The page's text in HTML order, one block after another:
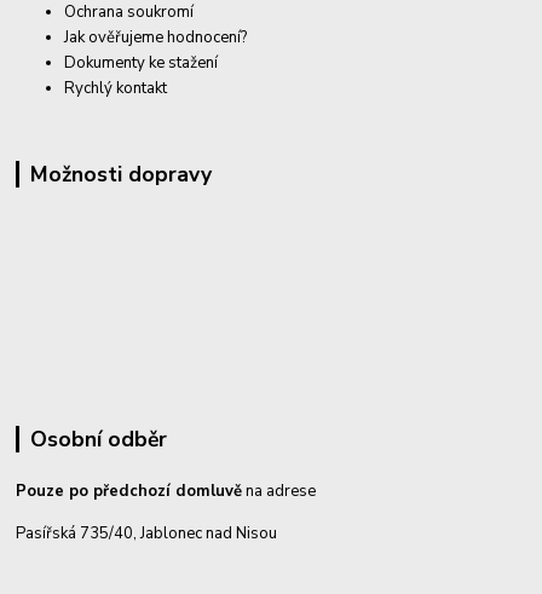
Ochrana soukromí
Jak ověřujeme hodnocení?
Dokumenty ke stažení
Rychlý kontakt
Možnosti dopravy
Osobní odběr
Pouze po předchozí domluvěna adrese
Pasířská 735/40, Jablonec nad Nisou